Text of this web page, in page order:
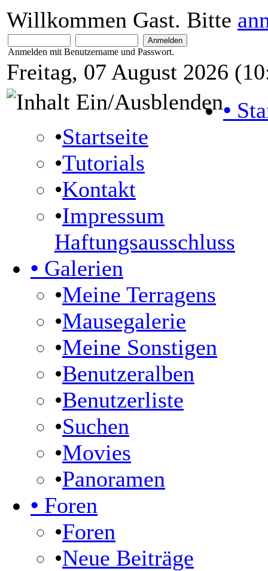
Willkommen Gast. Bitte
Anmelden mit Benutzername und Passwort.
Freitag, 07 August 2026
•
•Startseite
•Tutorials
•Kontakt
•Impressum
Haftungsausschluss
• Galerien
•Meine Terragens
•Mausegalerie
•Meine Sonstigen
•Benutzeralben
•Benutzerliste
•Suchen
•Movies
•Panoramen
• Foren
•Foren
•Neue Beiträge